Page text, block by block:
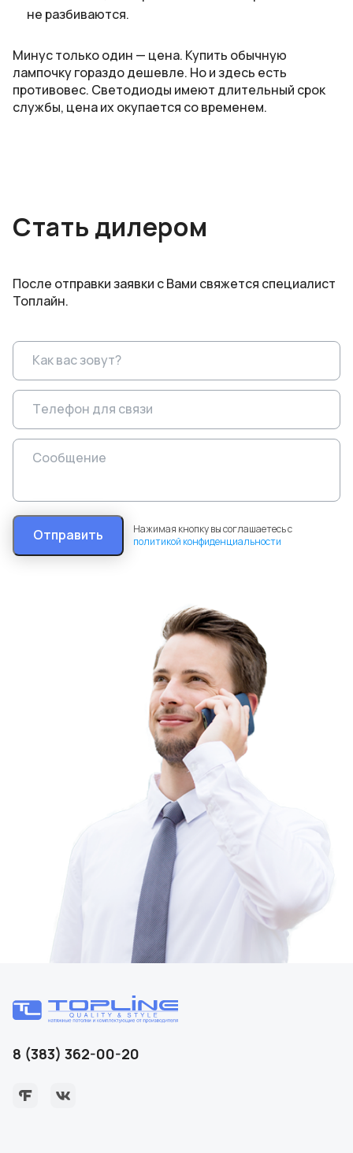
не разбиваются.
Минус только один — цена. Купить обычную
лампочку гораздо дешевле. Но и здесь есть
противовес. Светодиоды имеют длительный срок
службы, цена их окупается со временем.
Стать дилером
После отправки заявки с Вами свяжется специалист
Топлайн.
Отправить
Нажимая кнопку вы соглашаетесь с
политикой конфиденциальности
8 (383) 362-00-20